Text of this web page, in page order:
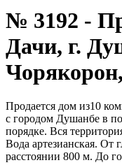
№ 3192 -
Дачи, г.
Продается дом из10
с городом Душанбе в
порядке. Вся
Вода артезианская. От
расстоянии 800 м. До